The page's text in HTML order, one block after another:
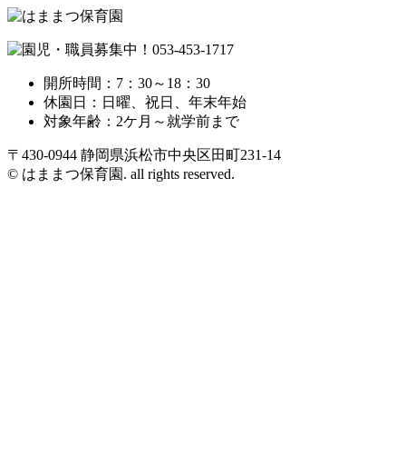
開所時間：7：30～18：30
休園日：日曜、祝日、年末年始
対象年齢：2ケ月～就学前まで
〒430-0944 静岡県浜松市中央区田町231-14
© はままつ保育園. all rights reserved.